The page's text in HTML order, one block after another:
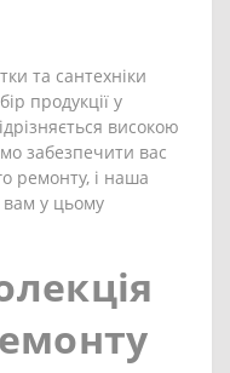
та сантехніки
продукції у
високою
забезпечити вас
ремонту, і наша
вам у цьому